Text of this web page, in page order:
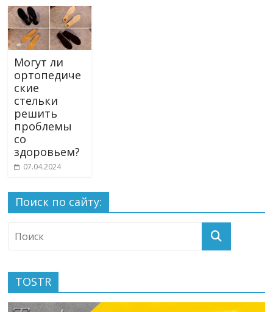
Могут ли
ортопедиче
ские
стельки
решить
проблемы
со
здоровьем?
07.04.2024
Поиск по сайту:
TOSTR